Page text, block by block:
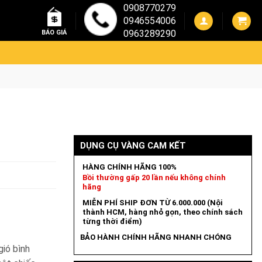
BÁO GIÁ
0908770279
0946554006
0963289290
bình
DỤNG CỤ VÀNG CAM KẾT
HÀNG CHÍNH HÃNG 100%
Bồi thường gấp 20 lần nếu không chính
hãng
MIỄN PHÍ SHIP ĐƠN TỪ 6.000.000 (Nội
thành HCM, hàng nhỏ gọn, theo chính sách
từng thời điểm)
BẢO HÀNH CHÍNH HÃNG NHANH CHÓNG